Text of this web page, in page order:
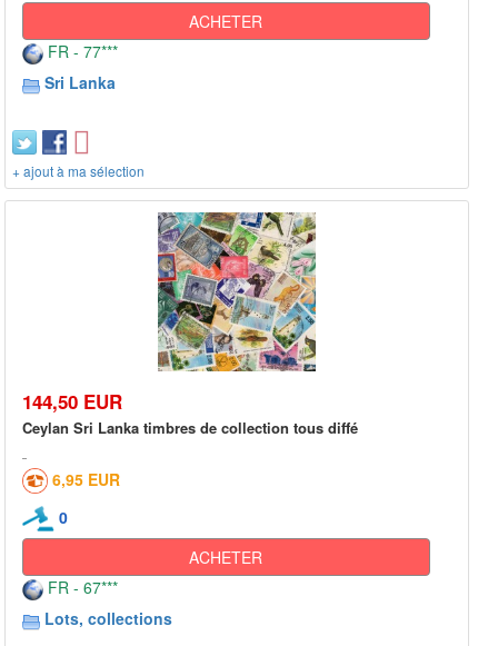
ACHETER
FR - 77***
Sri Lanka
+ ajout à ma sélection
144,50 EUR
Ceylan Sri Lanka timbres de collection tous diffé
6,95 EUR
0
ACHETER
FR - 67***
Lots, collections